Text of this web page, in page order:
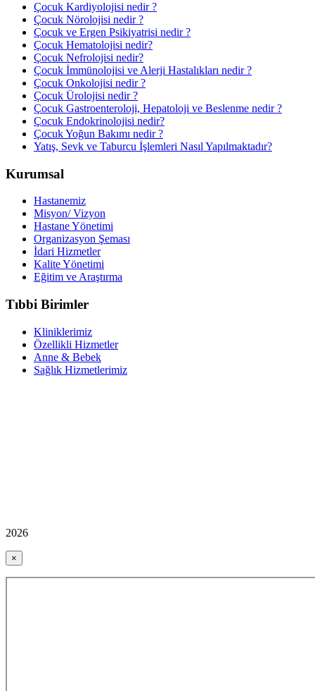
Çocuk Kardiyolojisi nedir ?
Çocuk Nörolojisi nedir ?
Çocuk ve Ergen Psikiyatrisi nedir ?
Çocuk Hematolojisi nedir?
Çocuk Nefrolojisi nedir?
Çocuk İmmünolojisi ve Alerji Hastalıkları nedir ?
Çocuk Onkolojisi nedir ?
Çocuk Ürolojisi nedir ?
Çocuk Gastroenteroloji, Hepatoloji ve Beslenme nedir ?
Çocuk Endokrinolojisi nedir?
Çocuk Yoğun Bakımı nedir ?
Yatış, Sevk ve Taburcu İşlemleri Nasıl Yapılmaktadır?
Kurumsal
Hastanemiz
Misyon/ Vizyon
Hastane Yönetimi
Organizasyon Şeması
İdari Hizmetler
Kalite Yönetimi
Eğitim ve Araştırma
Tıbbi Birimler
Kliniklerimiz
Özellikli Hizmetler
Anne & Bebek
Sağlık Hizmetlerimiz
2026
×